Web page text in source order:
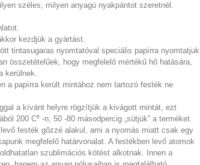
széles, milyen anyagú nyakpántot szeretnél.
kezdjük a gyártást.
tintasugaras nyomtatóval speciális papírra nyomtatjuk
összetételűek, hogy megfelelő mértékű hő hatására,
kerülnek.
a papírra került mintához nem tartozó festék ne
a kívánt helyre rögzítjük a kivágott mintát, ezt
200 C⁰ -n, 50 -80 másodpercig „sütjük” a terméket.
festék gőzzé alakul, ami a nyomás miatt csak egy
megfelelő határvonalat. A festékben levő atomok
szublimációs kötést alkotnak. Innen a